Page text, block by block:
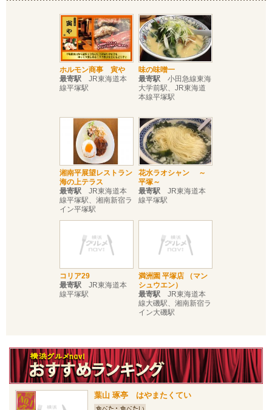
ホルモン商事 寅や
最寄駅 JR東海道本
線平塚駅
味の味噌一
最寄駅 小田急線東海
大学前駅、JR東海道
本線平塚駅
湘南平展望レストラン
海の上テラス
最寄駅 JR東海道本
線平塚駅、湘南新宿ラ
イン平塚駅
花水ラオシャン ～
平塚～
最寄駅 JR東海道本
線平塚駅
コリア29
最寄駅 JR東海道本
線平塚駅
満洲園 平塚店 （マン
シュウエン）
最寄駅 JR東海道本
線大磯駅、湘南新宿ラ
イン大磯駅
葉山 琢亭 はやまたくてい